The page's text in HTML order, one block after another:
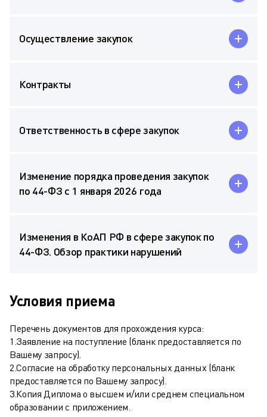
Осуществление закупок
Контракты
Ответственность в сфере закупок
Изменение порядка проведения закупок
по 44-ФЗ с 1 января 2026 года
Изменения в КоАП РФ в сфере закупок по
44-ФЗ. Обзор практики нарушений
Условия приема
Перечень документов для прохождения курса:
1.Заявление на поступление (бланк предоставляется по
Вашему запросу).
2.Согласие на обработку персональных данных (бланк
предоставляется по Вашему запросу).
3.Копия Диплома о высшем и/или среднем специальном
образовании с приложением.